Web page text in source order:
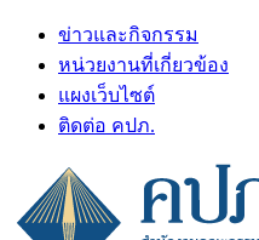
ข่าวและกิจกรรม
หน่วยงานที่เกี่ยวข้อง
แผงเว็บไซต์
ติดต่อ คปภ.